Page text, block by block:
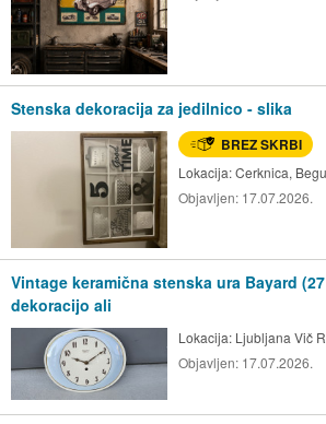
Stenska dekoracija za jedilnico - slika
BREZ SKRBI
Lokacija:Cerknica,
Objavljen: 17.07.2026.
Vintage keramična stenska ura Bayard
dekoracijo ali
Lokacija: Ljubljana Vič
Objavljen: 17.07.2026.